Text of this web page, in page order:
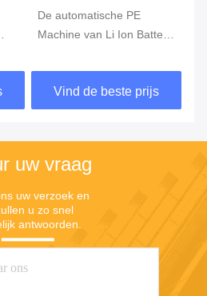
De automatische PE
Machine van Li Ion Battery
Vind de beste prijs
uw vraag
uw verzoek en
u zo snel
antwoorden.